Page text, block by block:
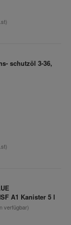
schutzöl 3-36,
A1 Kanister 5 l
verfügbar)